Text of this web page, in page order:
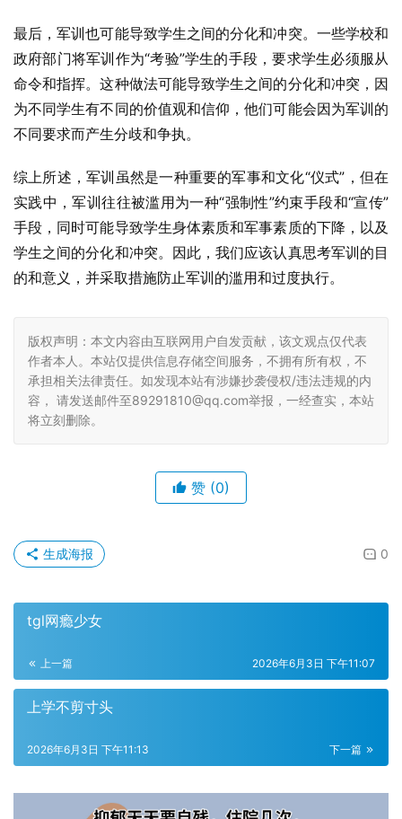
最后，军训也可能导致学生之间的分化和冲突。一些学校和
政府部门将军训作为“考验”学生的手段，要求学生必须服从
命令和指挥。这种做法可能导致学生之间的分化和冲突，因
为不同学生有不同的价值观和信仰，他们可能会因为军训的
不同要求而产生分歧和争执。
综上所述，军训虽然是一种重要的军事和文化“仪式”，但在
实践中，军训往往被滥用为一种“强制性”约束手段和“宣传”
手段，同时可能导致学生身体素质和军事素质的下降，以及
学生之间的分化和冲突。因此，我们应该认真思考军训的目
的和意义，并采取措施防止军训的滥用和过度执行。
版权声明：本文内容由互联网用户自发贡献，该文观点仅代表
作者本人。本站仅提供信息存储空间服务，不拥有所有权，不
承担相关法律责任。如发现本站有涉嫌抄袭侵权/违法违规的内
容， 请发送邮件至89291810@qq.com举报，一经查实，本站
将立刻删除。
赞 (0)
0
生成海报
tgl网瘾少女
上一篇 2026年6月3日 下午11:07
上学不剪寸头
下一篇
2026年6月3日 下午11:13